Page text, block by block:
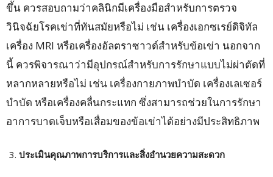
ขึ้น ควรสอบถามว่าคลินิกมีเครื่องมือสำหรับการตรวจ
วินิจฉัยโรคเข่าที่ทันสมัยหรือไม่ เช่น เครื่องเอกซเรย์ดิจิทัล
เครื่อง MRI หรือเครื่องอัลตราซาวด์สำหรับข้อเข่า นอกจาก
นี้ ควรพิจารณาว่ามีอุปกรณ์สำหรับการรักษาแบบไม่ผ่าตัดที่
หลากหลายหรือไม่ เช่น เครื่องกายภาพบำบัด เครื่องเลเซอร์
บำบัด หรือเครื่องคลื่นกระแทก ซึ่งสามารถช่วยในการรักษา
อาการบาดเจ็บหรือเสื่อมของข้อเข่าได้อย่างมีประสิทธิภาพ
ประเมินคุณภาพการบริการและสิ่งอำนวยความสะดวก